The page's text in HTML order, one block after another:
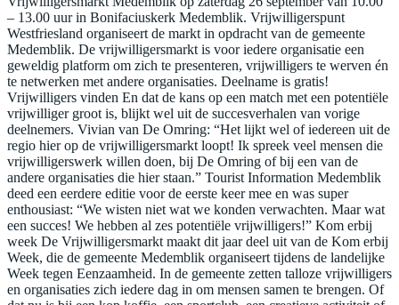
– 13.00 uur in Bonifaciuskerk Medemblik. Vrijwilligerspunt
Westfriesland organiseert de markt in opdracht van de gemeente
Medemblik. De vrijwilligersmarkt is voor iedere organisatie een
geweldig platform om zich te presenteren, vrijwilligers te werven én
te netwerken met andere organisaties. Deelname is gratis!
Vrijwilligers vinden En dat de kans op een match met een potentiële
vrijwilliger groot is, blijkt wel uit de succesverhalen van vorige
deelnemers. Vivian van De Omring: “Het lijkt wel of iedereen uit de
regio hier op de vrijwilligersmarkt loopt! Ik spreek veel mensen die
vrijwilligerswerk willen doen, bij De Omring of bij een van de
andere organisaties die hier staan.” Tourist Information Medemblik
deed een eerdere editie voor de eerste keer mee en was super
enthousiast: “We wisten niet wat we konden verwachten. Maar wat
een succes! We hebben al zes potentiële vrijwilligers!” Kom erbij
week De Vrijwilligersmarkt maakt dit jaar deel uit van de Kom erbij
Week, die de gemeente Medemblik organiseert tijdens de landelijke
Week tegen Eenzaamheid. In de gemeente zetten talloze vrijwilligers
en organisaties zich iedere dag in om mensen samen te brengen. Of